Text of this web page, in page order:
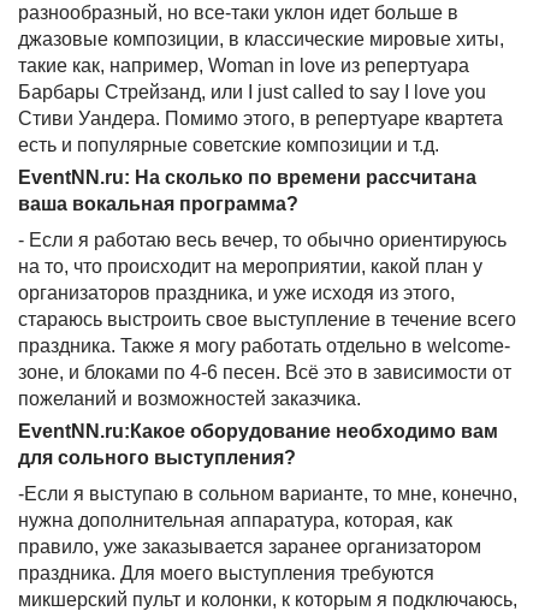
разнообразный, но все-таки уклон идет больше в
джазовые композиции, в классические мировые хиты,
такие как, например, Woman in love из репертуара
Барбары Стрейзанд, или I just called to say I love you
Стиви Уандера. Помимо этого, в репертуаре квартета
есть и популярные советские композиции и т.д.
EventNN.ru: На сколько по времени рассчитана
ваша вокальная программа?
- Если я работаю весь вечер, то обычно ориентируюсь
на то, что происходит на мероприятии, какой план у
организаторов праздника, и уже исходя из этого,
стараюсь выстроить свое выступление в течение всего
праздника. Также я могу работать отдельно в welcome-
зоне, и блоками по 4-6 песен. Всё это в зависимости от
пожеланий и возможностей заказчика.
EventNN.ru:Какое оборудование необходимо вам
для сольного выступления?
-Если я выступаю в сольном варианте, то мне, конечно,
нужна дополнительная аппаратура, которая, как
правило, уже заказывается заранее организатором
праздника. Для моего выступления требуются
микшерский пульт и колонки, к которым я подключаюсь,